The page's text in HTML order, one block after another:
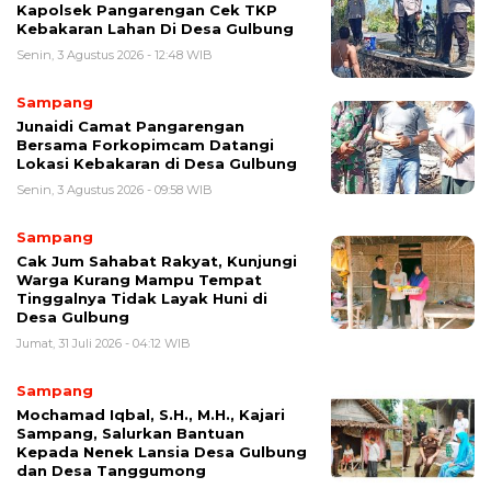
Kapolsek Pangarengan Cek TKP
Kebakaran Lahan Di Desa Gulbung
Senin, 3 Agustus 2026 - 12:48 WIB
Sampang
Junaidi Camat Pangarengan
Bersama Forkopimcam Datangi
Lokasi Kebakaran di Desa Gulbung
Senin, 3 Agustus 2026 - 09:58 WIB
Sampang
Cak Jum Sahabat Rakyat, Kunjungi
Warga Kurang Mampu Tempat
Tinggalnya Tidak Layak Huni di
Desa Gulbung
Jumat, 31 Juli 2026 - 04:12 WIB
Sampang
Mochamad Iqbal, S.H., M.H., Kajari
Sampang, Salurkan Bantuan
Kepada Nenek Lansia Desa Gulbung
dan Desa Tanggumong